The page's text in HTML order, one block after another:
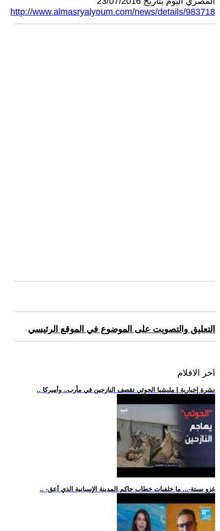
http://www.almasryalyoum.com/news/details/983718
التعليق والتصويت على الموضوع في الموقع الرئيسي
اخر الافلام
.. نشرة إخبارية | مليشيا الحوثي تقصف النازحين في مأرب.. وأميركا
.. -غزو سبتة-... ما خلفيات خطاب حاكم المدينة الإسبانية الذي أعق